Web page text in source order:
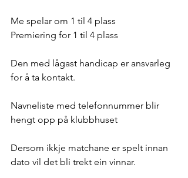
Me spelar om 1 til 4 plass
Premiering for 1 til 4 plass
Den med lågast handicap er ansvarleg
for å ta kontakt.
Navneliste med telefonnummer blir
hengt opp på klubbhuset
Dersom ikkje matchane er spelt innan
dato vil det bli trekt ein vinnar.